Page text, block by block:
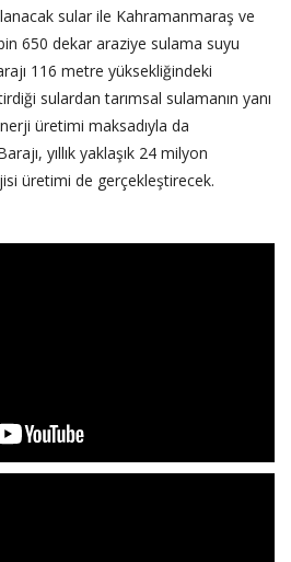
sular ile Kahramanmaraş ve
650 dekar araziye sulama suyu
116 metre yüksekliğindeki
sulardan tarımsal sulamanın yanı
üretimi maksadıyla da
yıllık yaklaşık 24 milyon
üretimi de gerçekleştirecek.